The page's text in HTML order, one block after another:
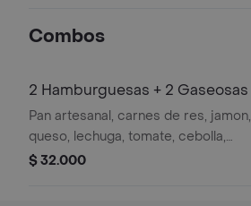
Combos
2 Hamburguesas + 2 Gaseosas
Pan artesanal, carnes de res, jamon,
queso, lechuga, tomate, cebolla,
salsas de la casa, huevo o platano
$ 32.000